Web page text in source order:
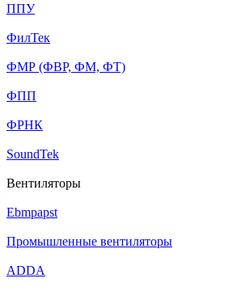
ППУ
ФилТек
ФМР (ФВР, ФМ, ФТ)
ФПП
ФРНК
SoundTek
Вентиляторы
Ebmpapst
Промышленные вентиляторы
ADDA